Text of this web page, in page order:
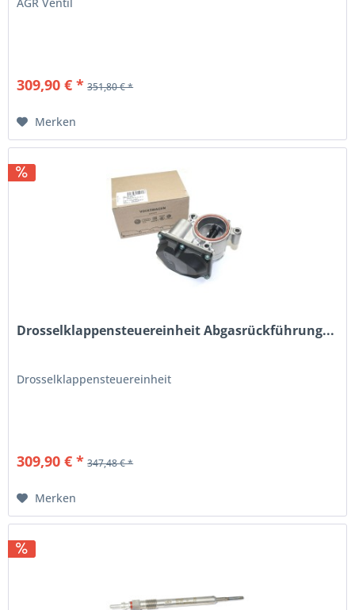
309,90 € * 351,80 € *
Merken
Drosselklappensteuereinheit Abgasrückführung...
Drosselklappensteuereinheit
309,90 € * 347,48 € *
Merken